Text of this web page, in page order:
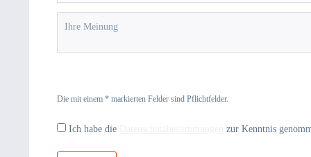
Die mit einem * markierten Felder sind Pflichtfelder.
Ich habe die zur Kenntnis